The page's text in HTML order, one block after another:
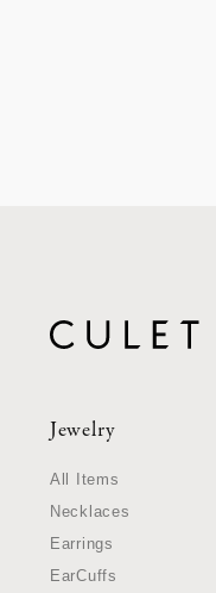
Jewelry
All Items
Necklaces
Earrings
EarCuffs